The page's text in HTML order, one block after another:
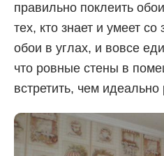
правильно поклеить
тех, кто знает и умеет
обои в углах, и вовсе
что ровные стены в
встретить, чем